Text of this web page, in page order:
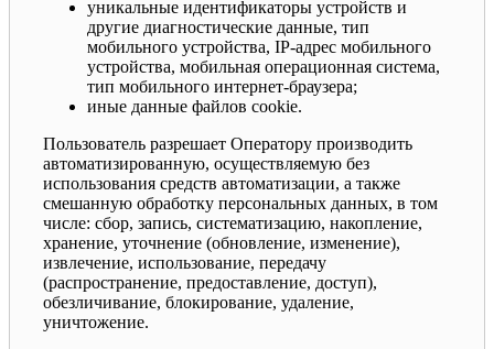
уникальные идентификаторы устройств и
другие диагностические данные, тип
мобильного устройства, IP-адрес мобильного
устройства, мобильная операционная система,
тип мобильного интернет-браузера;
иные данные файлов cookie.
Пользователь разрешает Оператору производить
автоматизированную, осуществляемую без
использования средств автоматизации, а также
смешанную обработку персональных данных, в том
числе: сбор, запись, систематизацию, накопление,
хранение, уточнение (обновление, изменение),
извлечение, использование, передачу
(распространение, предоставление, доступ),
обезличивание, блокирование, удаление,
уничтожение.